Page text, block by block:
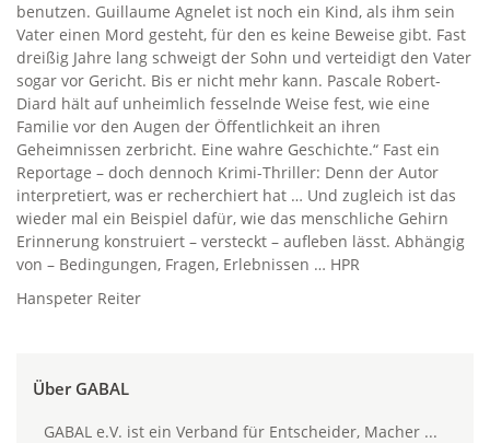
benutzen. Guillaume Agnelet ist noch ein Kind, als ihm sein
Vater einen Mord gesteht, für den es keine Beweise gibt. Fast
dreißig Jahre lang schweigt der Sohn und verteidigt den Vater
sogar vor Gericht. Bis er nicht mehr kann. Pascale Robert-
Diard hält auf unheimlich fesselnde Weise fest, wie eine
Familie vor den Augen der Öffentlichkeit an ihren
Geheimnissen zerbricht. Eine wahre Geschichte.“ Fast ein
Reportage – doch dennoch Krimi-Thriller: Denn der Autor
interpretiert, was er recherchiert hat … Und zugleich ist das
wieder mal ein Beispiel dafür, wie das menschliche Gehirn
Erinnerung konstruiert – versteckt – aufleben lässt. Abhängig
von – Bedingungen, Fragen, Erlebnissen … HPR
Hanspeter Reiter
Über GABAL
GABAL e.V. ist ein Verband für Entscheider, Macher ...